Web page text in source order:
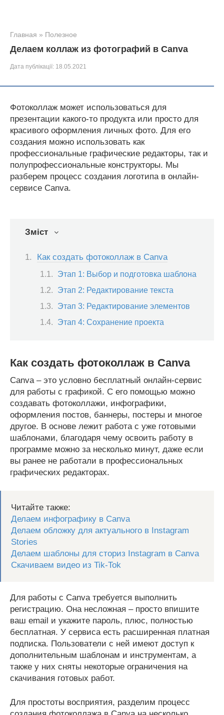
Главная » Полезное
Делаем коллаж из фотографий в Canva
Дата публікації: 18.05.2021
Фотоколлаж может использоваться для
презентации какого-то продукта или просто для
красивого оформления личных фото. Для его
создания можно использовать как
профессиональные графические редакторы, так и
полупрофессиональные конструкторы. Мы
разберем процесс создания логотипа в онлайн-
сервисе Canva.
Зміст
Как создать фотоколлаж в Canva
Этап 1: Выбор и подготовка шаблона
Этап 2: Редактирование текста
Этап 3: Редактирование элементов
Этап 4: Сохранение проекта
Как создать фотоколлаж в Canva
Canva – это условно бесплатный онлайн-сервис
для работы с графикой. С его помощью можно
создавать фотоколлажи, инфографики,
оформления постов, баннеры, постеры и многое
другое. В основе лежит работа с уже готовыми
шаблонами, благодаря чему освоить работу в
программе можно за несколько минут, даже если
вы ранее не работали в профессиональных
графических редакторах.
Читайте также:
Делаем инфографику в Canva
Делаем обложку для актуального в Instagram
Stories
Делаем шаблоны для сториз Instagram в Canva
Скачиваем видео из Tik-Tok
Для работы с Canva требуется выполнить
регистрацию. Она несложная – просто впишите
ваш email и укажите пароль, плюс, полностью
бесплатная. У сервиса есть расширенная платная
подписка. Пользователи с ней имеют доступ к
дополнительным шаблонам и инструментам, а
также у них сняты некоторые ограничения на
скачивания готовых работ.
Для простоты восприятия, разделим процесс